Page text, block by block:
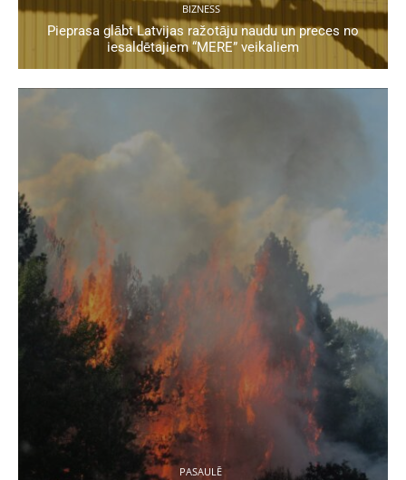
BIZNESS
Pieprasa glābt Latvijas ražotāju naudu un preces no
iesaldētajiem “MERE” veikaliem
PASAULĒ